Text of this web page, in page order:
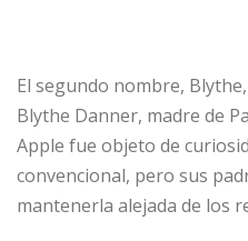
El segundo nombre,
Blythe Danner, madre de
Apple fue objeto de
convencional, pero sus
mantenerla alejada de los